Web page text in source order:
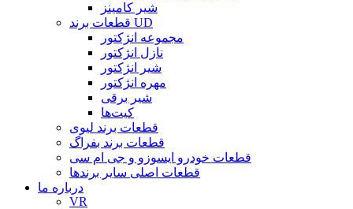
شیر کامینز
قطعات برند UD
مجموعه انژکتور
نازل انژکتور
شیر انژکتور
مهره انژکتور
شیر برقی
کیت‌ها
قطعات برند لیوی
قطعات برند بفراگ
قطعات خودرو ایسوزو و جی ام سی
قطعات اصلی سایر برندها
درباره ما
VR